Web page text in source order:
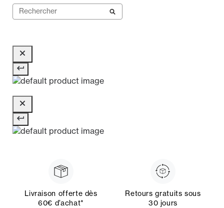
Livraison offerte dès
60€ d’achat*
Retours gratuits sous
30 jours